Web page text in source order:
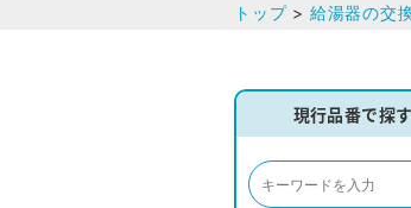
トップ> 給湯器の交
現行品番で探す